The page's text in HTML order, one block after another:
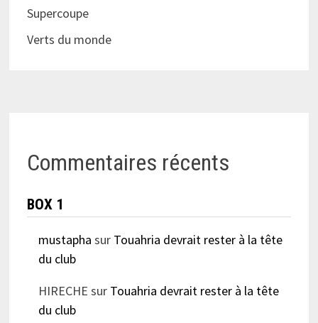
Supercoupe
Verts du monde
Commentaires récents
BOX 1
mustapha sur Touahria devrait rester à la tête
du club
HIRECHE sur Touahria devrait rester à la tête
du club